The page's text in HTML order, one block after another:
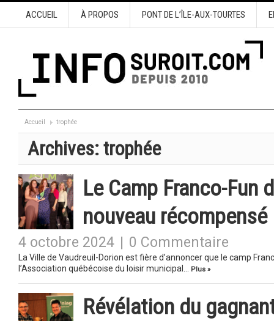
ACCUEIL À PROPOS PONT DE L’ÎLE-AUX-TOURTES
Accueil trophée
Archives:trophée
Le Camp Franco-Fun
nouveau récompensé
4 octobre 2024 0 Commentaire
La Ville de Vaudreuil-Dorion est fière d’annoncer que le camp
l’Association québécoise du loisir municipal…
Plus »
Révélation du